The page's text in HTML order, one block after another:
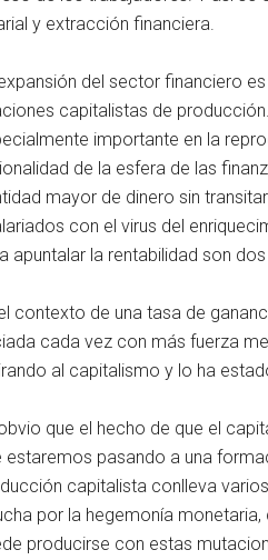
y extracción financiera.
del sector financiero
capitalistas de
importante en la
de la esfera de las
mayor de dinero sin
con el virus del
apuntalar la rentabilidad son
contexto de una tasa de
cada vez con más fuerza
al capitalismo y lo ha
que el hecho de que el
estaremos pasando a una
capitalista conlleva
por la hegemonía
producirse con estas